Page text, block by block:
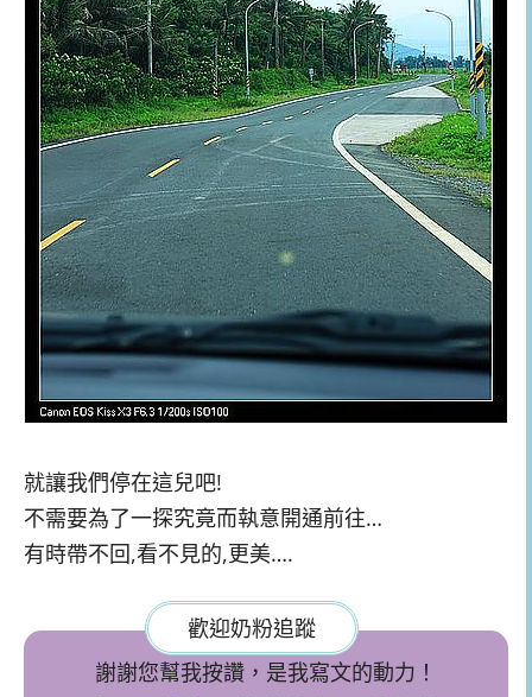
就讓我們停在這兒吧!
不需要為了一探究竟而執意開通前往…
有時帶不回,看不見的,更美….
歡迎奶粉追蹤
謝謝您幫我按讚，是我寫文的動力！